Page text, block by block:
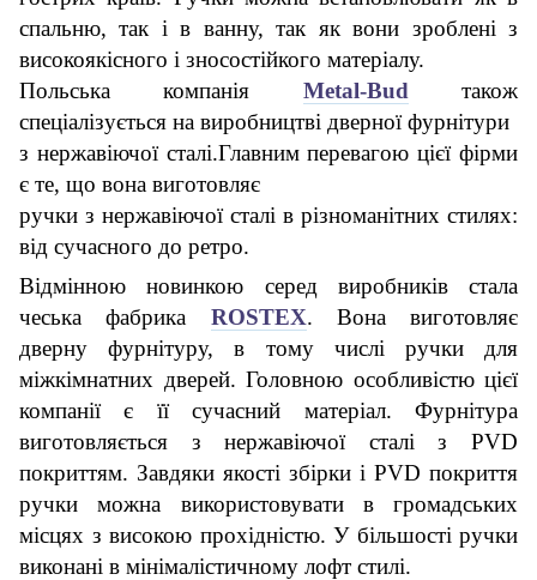
спальню, так і в ванну, так як вони зроблені з
високоякісного і зносостійкого матеріалу.
Польська компанія Metal-Bud
також
спеціалізується на виробництві дверної фурнітури
з нержавіючої сталі.Главним перевагою цієї фірми
є те, що вона виготовляє
ручки з нержавіючої сталі в різноманітних стилях:
від сучасного до ретро.
Відмінною новинкою серед виробників стала
чеська фабрика ROSTEX. Вона виготовляє
дверну фурнітуру, в тому числі ручки для
міжкімнатних дверей. Головною особливістю цієї
компанії є її сучасний матеріал. Фурнітура
виготовляється з нержавіючої сталі з PVD
покриттям. Завдяки якості збірки і PVD покриття
ручки можна використовувати в громадських
місцях з високою прохідністю. У більшості ручки
виконані в мінімалістичному лофт стилі.